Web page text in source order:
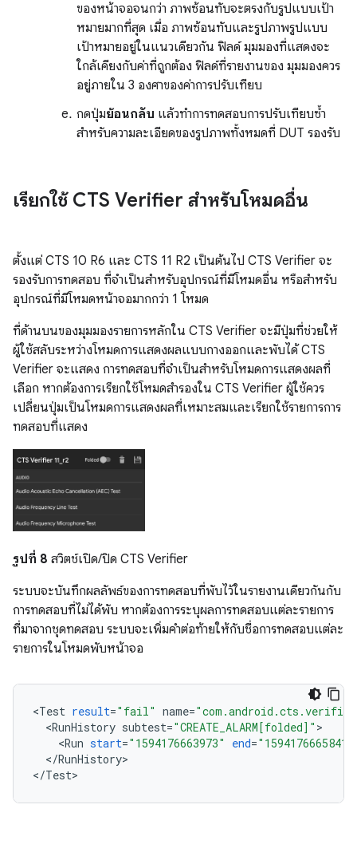
ของหน้าจอจนกว่า ภาพซ้อนทับจะตรงกับรูปแบบเป้า
หมายมากที่สุด เมื่อ ภาพซ้อนทับและรูปภาพรูปแบบ
เป้าหมายอยู่ในแนวเดียวกัน ฟิลด์ มุมมองที่แสดงจะ
ใกล้เคียงกับค่าที่ถูกต้อง ฟิลด์ที่รายงานของ มุมมองควร
อยู่ภายใน 3 องศาของค่าการปรับเทียบ
กดปุ่มย้อนกลับ แล้วทำการทดสอบการปรับเทียบซ้ำ
สำหรับความละเอียดของรูปภาพทั้งหมดที่ DUT รองรับ
เรียกใช้ CTS Verifier สำหรับโหมดอื่น
ตั้งแต่ CTS 10 R6 และ CTS 11 R2 เป็นต้นไป CTS Verifier จะ
รองรับการทดสอบ ที่จำเป็นสำหรับอุปกรณ์ที่มีโหมดอื่น หรือสำหรับ
อุปกรณ์ที่มีโหมดหน้าจอมากกว่า 1 โหมด
ที่ด้านบนของมุมมองรายการหลักใน CTS Verifier จะมีปุ่มที่ช่วยให้
ผู้ใช้สลับระหว่างโหมดการแสดงผลแบบกางออกและพับได้ CTS
Verifier จะแสดง การทดสอบที่จำเป็นสำหรับโหมดการแสดงผลที่
เลือก หากต้องการเรียกใช้โหมดสำรองใน CTS Verifier ผู้ใช้ควร
เปลี่ยนปุ่มเป็นโหมดการแสดงผลที่เหมาะสมและเรียกใช้รายการการ
ทดสอบที่แสดง
รูปที่ 8 สวิตช์เปิด/ปิด CTS Verifier
ระบบจะบันทึกผลลัพธ์ของการทดสอบที่พับไว้ในรายงานเดียวกันกับ
การทดสอบที่ไม่ได้พับ หากต้องการระบุผลการทดสอบแต่ละรายการ
ที่มาจากชุดทดสอบ ระบบจะเพิ่มคำต่อท้ายให้กับชื่อการทดสอบแต่ละ
รายการในโหมดพับหน้าจอ
<Test result="fail" name=
<RunHistory subtest="CREATE_ALARM[folded]"
<Run start="1594176663973" end="1594176665841"
</RunHistory>
</Test